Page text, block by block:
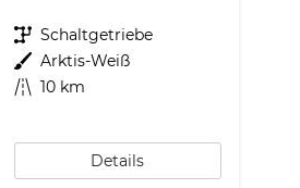
Getriebe Schaltgetriebe
Außenfarbe Arktis-Weiß
Kilometerstand 10 km
Details